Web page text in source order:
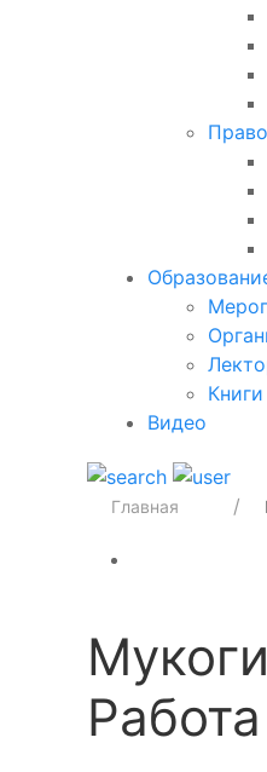
Право
Книги
Видео
Главная